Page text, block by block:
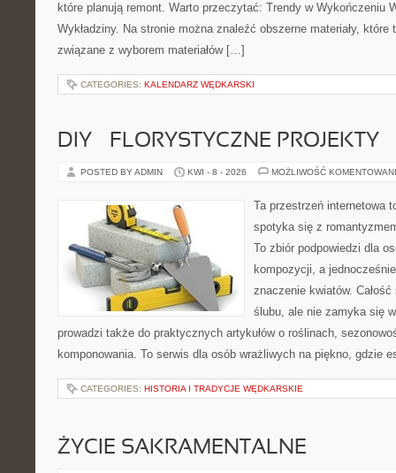
które planują remont. Warto przeczytać: Trendy w Wykończeniu
Wykładziny. Na stronie można znaleźć obszerne materiały, które
związane z wyborem materiałów […]
CATEGORIES: KALENDARZ WĘDKARSKI
DIY – FLORYSTYCZNE PROJEKTY
POSTED BY ADMIN KWI - 8 - 2026 MOŻLIWOŚĆ
Ta przestrzeń internetowa
spotyka się z
To zbiór podpowiedzi dla
kompozycji, a
znaczenie kwiatów.
ślubu, ale nie zamyka się
prowadzi także do praktycznych artykułów o roślinach,
komponowania. To serwis dla osób wrażliwych na piękno, gdzie
CATEGORIES: HISTORIA I TRADYCJE WĘDKARSKIE
ŻYCIE SAKRAMENTALNE